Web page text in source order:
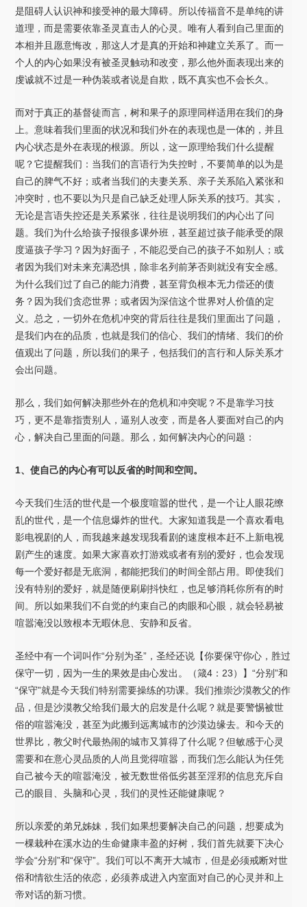
是阻碍人认识神和接受神的最大障碍。所以传福音不是单纯的讲
道理，而是需要依靠圣灵直击人的心灵。唯有人看到自己里面的
本相并且愿意悔改，那这人才是真的开始和神建立关系了。而一
个人的内心如果没有被圣灵触动和改变，那么他外面表现出来的
虔诚就不过是一种伪装或者说是自欺，既不真实也不会长久。
而对于真正的基督徒而言，树和果子的原理同样适用在我们的身
上。意味着我们里面的状况和我们外在的表现也是一体的，并且
内心状态是外在表现的根源。所以，这一原理给我们什么提醒
呢？它提醒我们：当我们的言语行为失控时，不要简单的以为是
自己的脾气不好；或者当我们的夫妻关系、亲子关系陷入紧张和
冲突时，也不要以为只是自己缺乏处理人际关系的技巧。其实，
无论是言语失控还是关系紧张，往往是说明我们的内心出了问
题。我们为什么给孩子报很多课外班，甚至超过孩子能承受的限
度逼孩子学习？因为好面子，不能忍受自己的孩子不如别人；或
者因为我们对未来充满恐惧，除非名列前茅否则就没有安全感。
为什么我们过了自己的能力消费，甚至背负根本无力偿还的债
务？因为我们贪恋世界；或者因为深信这个世界对人价值的定
义。总之，一切外在危机冲突的背后往往是我们里面出了问题，
是我们内在的品质，也就是我们的信心、我们的情绪、我们的价
值观出了问题，所以我们的果子，包括我们的言行和人际关系才
会出问题。
那么，我们如何解决那些外在的危机和冲突呢？不是靠学习技
巧，更不是靠指责别人，逼别人改变，而是各人要面对自己的内
心，解决自己里面的问题。那么，如何解决内心的问题：
1、使自己的内心有可以反省的时间和空间。
今天我们生活的世代是一个极度喧嚣的世代，是一个让人眼花缭
乱的世代，是一个信息爆炸的世代。大家知道我是一个喜欢看电
影电视剧的人，而我越来越发现我看剧的速度根本赶不上新电视
剧产生的速度。如果大家喜欢打游戏或者有别的爱好，也会发现
每一个爱好都是无底洞，都能把我们的时间全部占用。即使我们
没有特别的爱好，就是随便刷刷抖快红，也足够消耗你所有的时
间。所以如果我们不自觉的约束自己的肉眼和心眼，就会轻易被
喧嚣淹没以致根本无暇休息、安静和反省。
圣经中有一个词叫作“分别为圣”，圣经还说【你要保守你心，胜过
保守一切，因为一生的果效是由心发出。（箴4：23）】“分别”和
“保守”就是今天我们特别需要操练的功课。我们推崇沙漠教父的作
品，但是沙漠教父给我们最大的启发是什么呢？就是要警惕被世
俗的喧嚣淹没，甚至为此搬到远离城市的沙漠边缘去。和今天的
世界比，教父时代最热闹的城市又算得了什么呢？但敏感于心灵
需要和在意心灵品质的人尚且觉得喧嚣，而我们怎么能认为任凭
自己被今天的喧嚣淹没，被无数世俗低劣甚至淫邪的信息充斥自
己的眼目、头脑和心灵，我们的灵性还能健康呢？
所以亲爱的弟兄姊妹，我们如果想要解决自己的问题，想要成为
一棵栽种在溪水边的生命健康丰盈的好树，我们首先就要下决心
学会“分别”和“保守”。我们可以不离开大城市，但是必须戒断对世
俗和情欲生活的依恋，必须养成进入内室面对自己的心灵并和上
帝对话的新习惯。